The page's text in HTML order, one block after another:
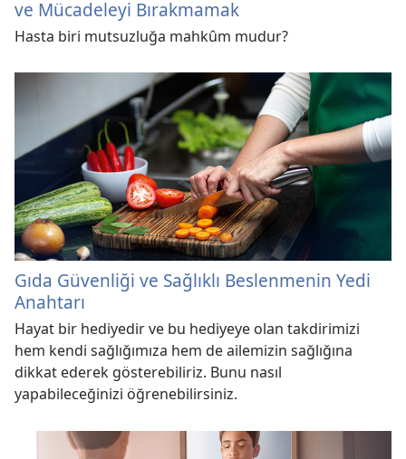
ve Mücadeleyi Bırakmamak
Hasta biri mutsuzluğa mahkûm mudur?
Gıda Güvenliği ve Sağlıklı Beslenmenin Yedi
Anahtarı
Hayat bir hediyedir ve bu hediyeye olan takdirimizi
hem kendi sağlığımıza hem de ailemizin sağlığına
dikkat ederek gösterebiliriz. Bunu nasıl
yapabileceğinizi öğrenebilirsiniz.